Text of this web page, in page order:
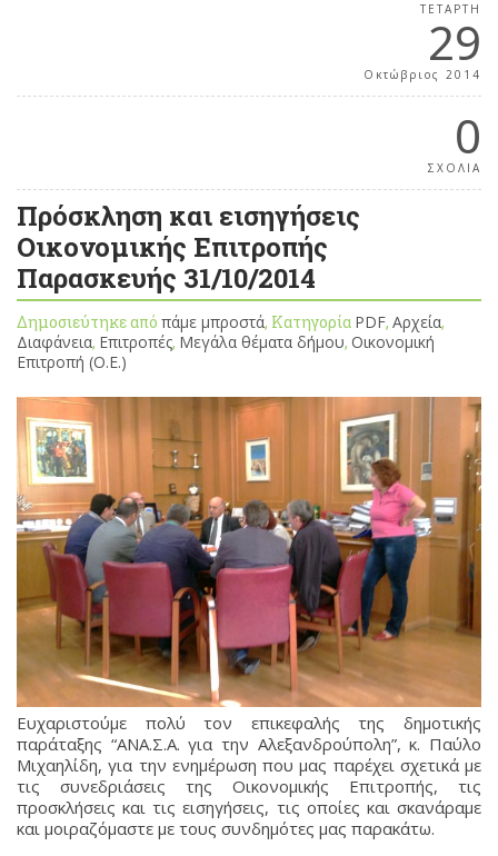
ΤΕΤΆΡΤΗ
29
Οκτώβριος 2014
0
ΣΧΟΛΙΑ
Πρόσκληση και εισηγήσεις
Οικονομικής Επιτροπής
Παρασκευής 31/10/2014
Δημοσιεύτηκε από πάμε μπροστά, Κατηγορία PDF, Αρχεία,
Διαφάνεια, Επιτροπές, Μεγάλα θέματα δήμου, Οικονομική
Επιτροπή (Ο.Ε.)
Ευχαριστούμε πολύ τον επικεφαλής της δημοτικής
παράταξης “ΑΝΑ.Σ.Α. για την Αλεξανδρούπολη”, κ. Παύλο
Μιχαηλίδη, για την ενημέρωση που μας παρέχει σχετικά με
τις συνεδριάσεις της Οικονομικής Επιτροπής, τις
προσκλήσεις και τις εισηγήσεις, τις οποίες και σκανάραμε
και μοιραζόμαστε με τους συνδημότες μας παρακάτω.